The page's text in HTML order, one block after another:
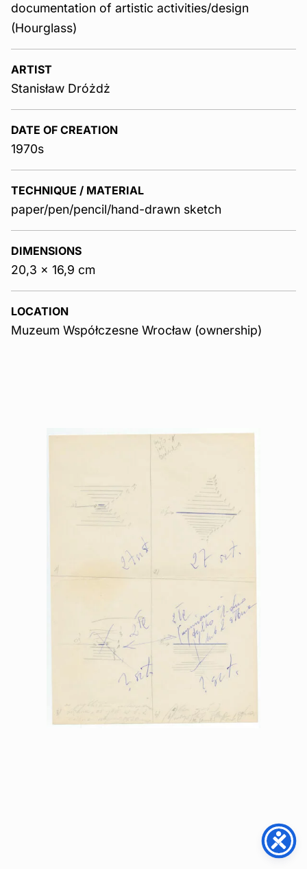
documentation of artistic activities/design
(Hourglass)
ARTIST
Stanisław Dróżdż
DATE OF CREATION
1970s
TECHNIQUE / MATERIAL
paper/pen/pencil/hand-drawn sketch
DIMENSIONS
20,3 x 16,9 cm
LOCATION
Muzeum Współczesne Wrocław (ownership)